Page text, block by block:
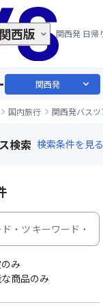
関西発 日帰
関西版
関西発 expand_more
国内旅行 関西発バスツ
検索
み
商品のみ